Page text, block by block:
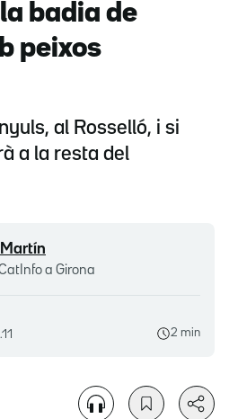
badia de
peixos
al Rosselló, i si
a la resta del
a Girona
2 min